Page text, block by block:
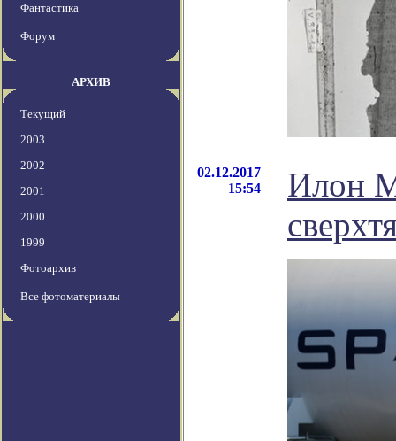
Фантастика
Форум
АРХИВ
Текущий
2003
2002
2001
2000
1999
Фотоархив
Все фотоматериалы
02.12.2017
15:54
Илон